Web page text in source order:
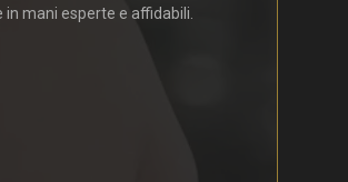
mani esperte e affidabili.